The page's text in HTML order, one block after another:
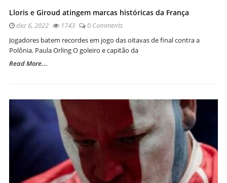
Lloris e Giroud atingem marcas históricas da França
dez 6, 2022 1743
0 Comments
Jogadores batem recordes em jogo das oitavas de final contra a
Polônia. Paula Orling O goleiro e capitão da
Read More...